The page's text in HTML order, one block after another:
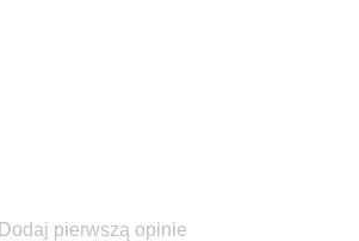
Dodaj pierwszą opinie